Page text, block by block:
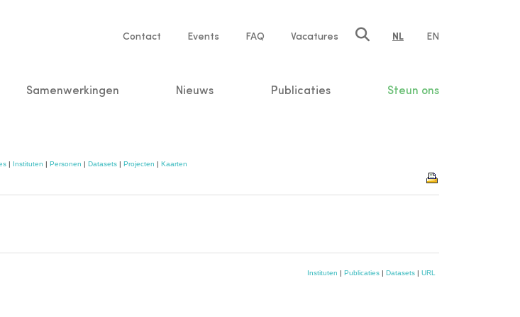
Service
Contact Events FAQ Vacatures NL EN
Samenwerkingen Nieuws Publicaties Steun ons
| Instituten | Personen | Datasets| Projecten | Kaarten
Instituten | Publicaties | Datasets | URL